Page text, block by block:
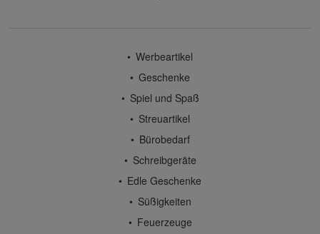
Werbeartikel
Geschenke
Spiel und Spaß
Streuartikel
Bürobedarf
Schreibgeräte
Edle Geschenke
Süßigkeiten
Feuerzeuge